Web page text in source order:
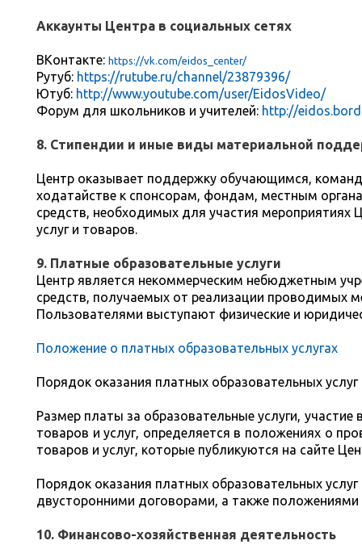
Аккаунты Центра в социальных сетях
ВКонтакте: https://vk.com/eidos_center/
Рутуб: https://rutube.ru/channel/23879396/
Ютуб: http://www.youtube.com/user/EidosVideo/
Форум для школьников и учителей: http://
8. Стипендии и иные виды материальной
Центр оказывает поддержку обучающимся,
ходатайстве к спонсорам, фондам, местным
средств, необходимых для участия мероприятиях
услуг и товаров.
9. Платные образовательные услуги
Центр является некоммерческим небюджетным
средств, получаемых от реализации проводимых
Пользователями выступают физические и
Положение о платных образовательных услугах
Порядок оказания платных образовательных услуг
Размер платы за образовательные услуги,
товаров и услуг, определяется в положениях о
товаров и услуг, которые публикуются на сайте
Порядок оказания платных образовательных
двусторонними договорами, а также
10. Финансово-хозяйственная деятельность